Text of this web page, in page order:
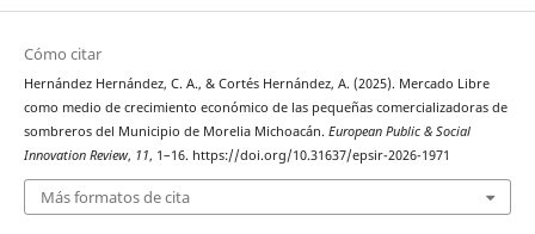
Cómo citar
Hernández Hernández, C. A., & Cortés Hernández, A. (2025). Mercado Libre
como medio de crecimiento económico de las pequeñas comercializadoras de
sombreros del Municipio de Morelia Michoacán. European Public & Social
Innovation Review, 11, 1–16. https://doi.org/10.31637/epsir-2026-1971
Más formatos de cita